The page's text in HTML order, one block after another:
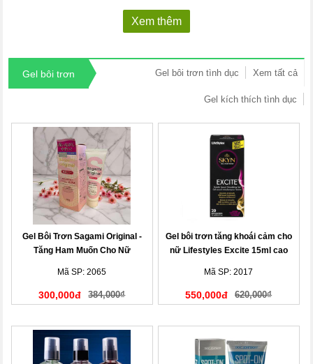
Xem thêm
Gel bôi trơn Xem tất cả
Gel bôi trơn tình dục
Gel kích thích tình dục
Gel Bôi Trơn Sagami Original -
Tăng Ham Muốn Cho Nữ
Mã SP: 2065
300,000đ 384,000₫
Gel bôi trơn tăng khoái cảm cho
nữ Lifestyles Excite 15ml cao
Mã SP: 2017
550,000đ 620,000₫